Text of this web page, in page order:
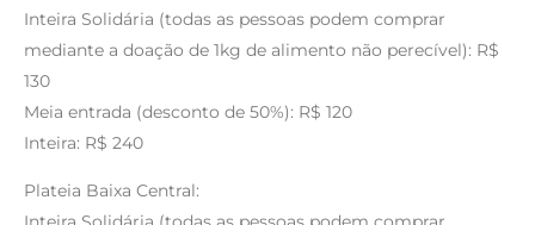
Inteira Solidária (todas as pessoas podem comprar
mediante a doação de 1kg de alimento não perecível): R$
130
Meia entrada (desconto de 50%): R$ 120
Inteira: R$ 240
Plateia Baixa Central: